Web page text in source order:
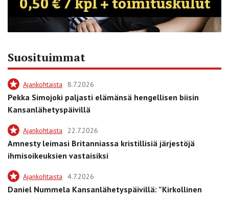
Suosituimmat
Ajankohtaista 8.7.2026
Pekka Simojoki paljasti elämänsä hengellisen biisin
Kansanlähetyspäivillä
Ajankohtaista 22.7.2026
Amnesty leimasi Britanniassa kristillisiä järjestöjä
ihmisoikeuksien vastaisiksi
Ajankohtaista 4.7.2026
Daniel Nummela Kansanlähetyspäivillä: ”Kirkollinen